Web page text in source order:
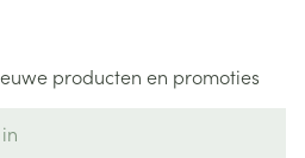
producten en promoties